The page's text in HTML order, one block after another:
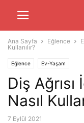
Ana Sayfa Eğlence
Kullanılır?
Eğlence Ev-Yaşam
Diş
Nasıl
7 Eylül 2021